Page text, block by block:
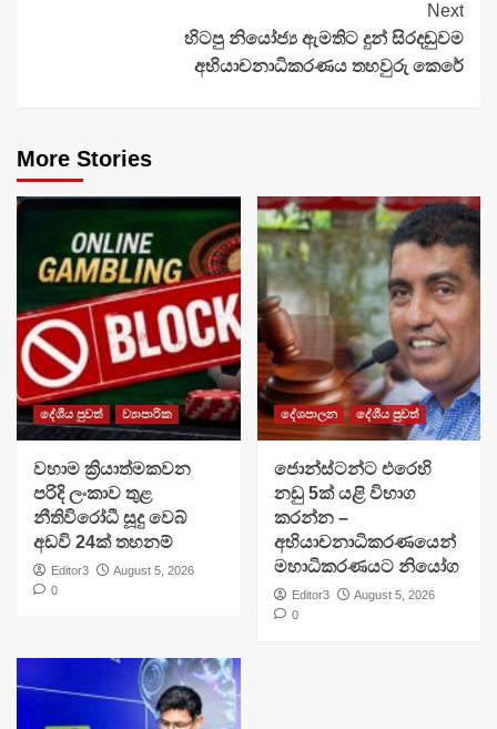
Next
හිටපු නියෝජ්‍ය ඇමතිට දුන් සිරදඬුවම
අභියාචනාධිකරණය තහවුරු කෙරේ
More Stories
දේශීය පුවත් ව්‍යාපාරික
වහාම ක්‍රියාත්මකවන
පරිදි ලංකාව තුළ
නීතිවිරෝධී සූදු වෙබ්
අඩවි 24ක් තහනම්
Editor3
August 5, 2026
0
දේශපාලන දේශීය පුවත්
ජොන්ස්ටන්ට එරෙහි
නඩු 5ක් යළි විභාග
කරන්න –
අභියාචනාධිකරණයෙන්
මහාධිකරණයට නියෝග
Editor3
August 5, 2026
0